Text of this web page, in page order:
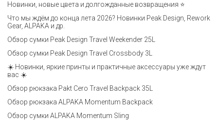
Новинки, новые цвета и долгожданные возвращения ⭐️
Что мы ждём до конца лета 2026? Новинки Peak Design, Rework
Gear, ALPAKA и др.
Обзор сумки Peak Design Travel Weekender 25L
Обзор сумки Peak Design Travel Crossbody 3L
☀️ Новинки, яркие принты и практичные аксессуары уже ждут
вас ☀️
Обзор рюкзака Pakt Cero Travel Backpack 35L
Обзор рюкзака ALPAKA Momentum Backpack
Обзор сумки ALPAKA Momentum Sling